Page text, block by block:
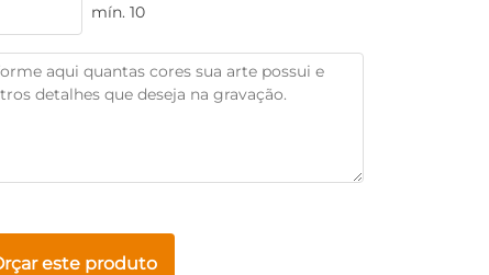
mín. 10
este produto